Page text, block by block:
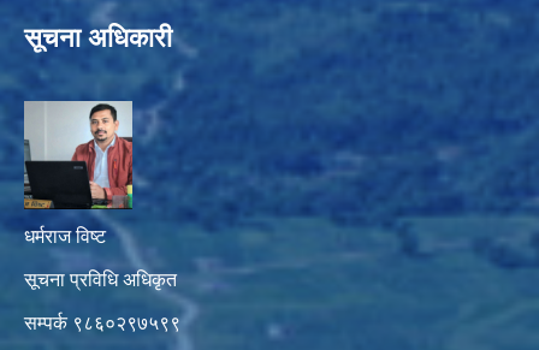
सूचना अधिकारी
धर्मराज विष्ट
सूचना प्रविधि अधिकृत
सम्पर्क ९८६०२९७५९९